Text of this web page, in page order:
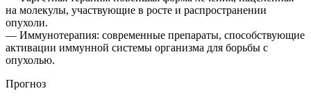
на молекулы, участвующие в росте и распространении
опухоли.
— Иммунотерапия: современные препараты, способствующие
активации иммунной системы организма для борьбы с
опухолью.
Прогноз